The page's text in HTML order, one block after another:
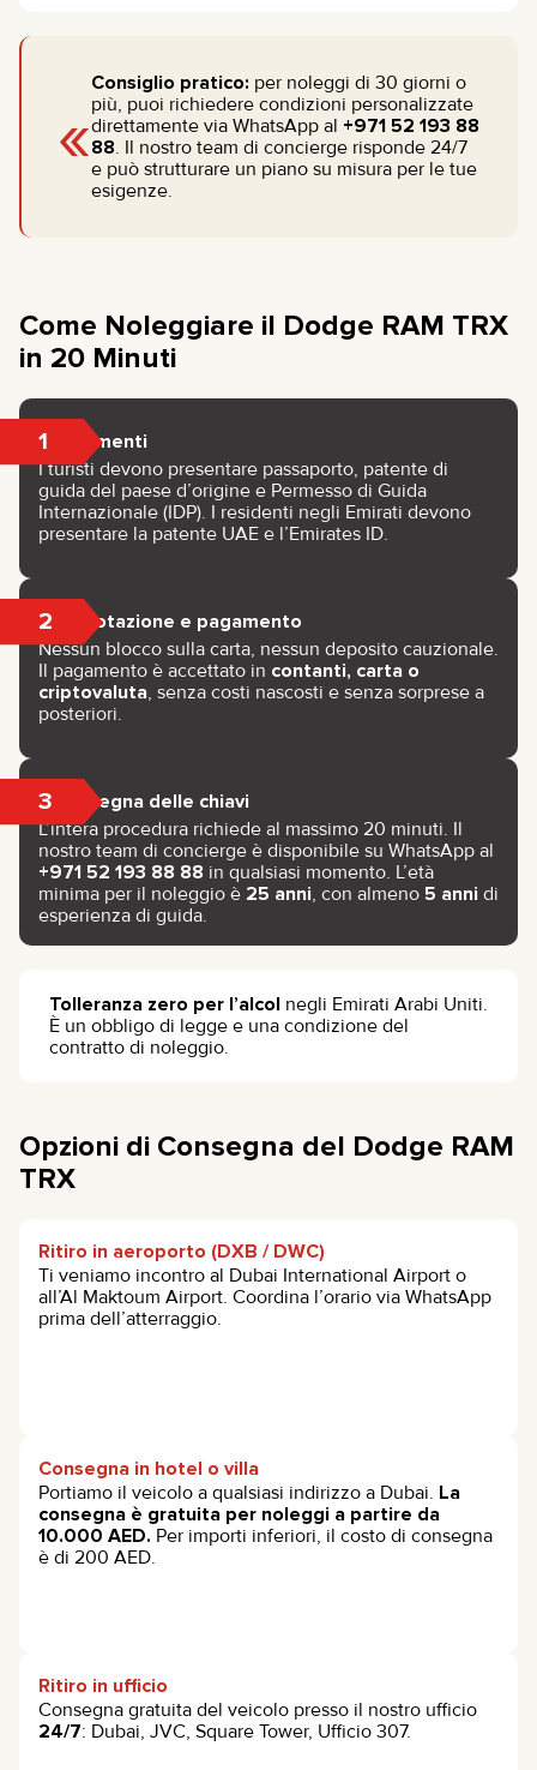
«
Consiglio pratico: per noleggi di 30 giorni o
più, puoi richiedere condizioni personalizzate
direttamente via WhatsApp al +971 52 193 88
88. Il nostro team di concierge risponde 24/7
e può strutturare un piano su misura per le tue
esigenze.
Come Noleggiare il Dodge RAM TRX
in 20 Minuti
1 Documenti
I turisti devono presentare passaporto, patente di
guida del paese d’origine e Permesso di Guida
Internazionale (IDP). I residenti negli Emirati devono
presentare la patente UAE e l’Emirates ID.
2 Prenotazione e pagamento
Nessun blocco sulla carta, nessun deposito cauzionale.
Il pagamento è accettato in contanti, carta o
criptovaluta, senza costi nascosti e senza sorprese a
posteriori.
3 Consegna delle chiavi
L’intera procedura richiede al massimo 20 minuti. Il
nostro team di concierge è disponibile su WhatsApp al
+971 52 193 88 88 in qualsiasi momento. L’età
minima per il noleggio è 25 anni, con almeno 5 anni di
esperienza di guida.
Tolleranza zero per l’alcol negli Emirati Arabi Uniti.
È un obbligo di legge e una condizione del
contratto di noleggio.
Opzioni di Consegna del Dodge RAM
TRX
Ritiro in aeroporto (DXB / DWC)
Ti veniamo incontro al Dubai International Airport o
all’Al Maktoum Airport. Coordina l’orario via WhatsApp
prima dell’atterraggio.
Consegna in hotel o villa
Portiamo il veicolo a qualsiasi indirizzo a Dubai. La
consegna è gratuita per noleggi a partire da
10.000 AED. Per importi inferiori, il costo di consegna
è di 200 AED.
Ritiro in ufficio
Consegna gratuita del veicolo presso il nostro ufficio
24/7: Dubai, JVC, Square Tower, Ufficio 307.